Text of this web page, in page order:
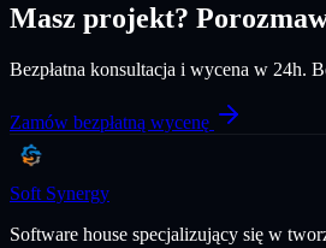
Masz projekt?
Bezpłatna konsultacja i wycena w 24h.
Zamów bezpłatną wycenę
Soft Synergy
Software house specjalizujący się w